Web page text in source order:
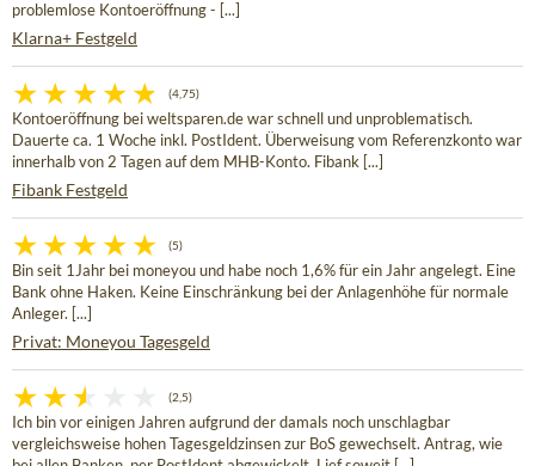
problemlose Kontoeröffnung - [...]
Klarna+ Festgeld
(4,75)
Kontoeröffnung bei weltsparen.de war schnell und unproblematisch.
Dauerte ca. 1 Woche inkl. PostIdent. Überweisung vom Referenzkonto war
innerhalb von 2 Tagen auf dem MHB-Konto. Fibank [...]
Fibank Festgeld
(5)
Bin seit 1Jahr bei moneyou und habe noch 1,6% für ein Jahr angelegt. Eine
Bank ohne Haken. Keine Einschränkung bei der Anlagenhöhe für normale
Anleger. [...]
Privat: Moneyou Tagesgeld
(2,5)
Ich bin vor einigen Jahren aufgrund der damals noch unschlagbar
vergleichsweise hohen Tagesgeldzinsen zur BoS gewechselt. Antrag, wie